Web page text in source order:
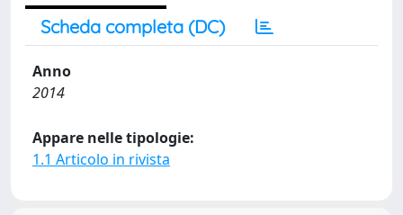
Scheda completa (DC)
Anno
2014
Appare nelle tipologie:
1.1 Articolo in rivista